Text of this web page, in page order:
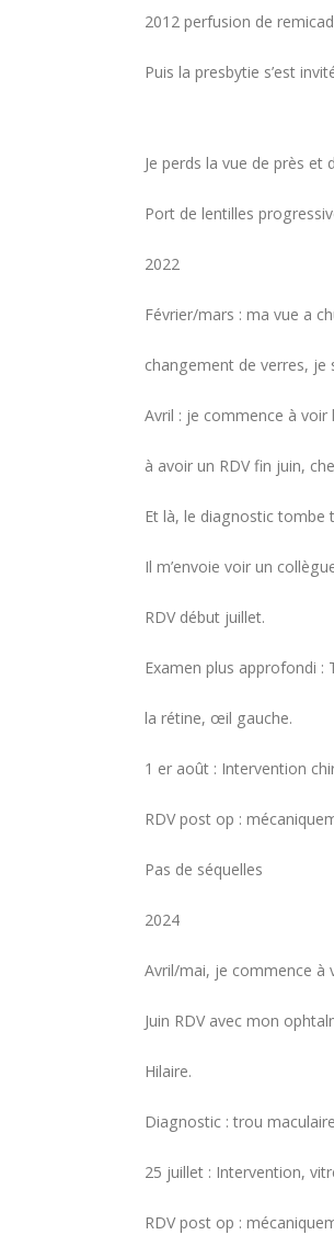
2012 perfusion de
Puis la presbytie s’est
Je perds la vue de près et
Port de lentilles
2022
Février/mars : ma vue a
changement de verres, je
Avril : je commence à voir
à avoir un RDV fin juin,
Et là, le diagnostic
Il m’envoie voir un
RDV début juillet.
Examen plus approfondi :
la rétine, œil gauche.
1 er août : Intervention
RDV post op :
Pas de séquelles
2024
Avril/mai, je commence à
Juin RDV avec mon
Hilaire.
Diagnostic : trou
25 juillet : Intervention,
RDV post op :